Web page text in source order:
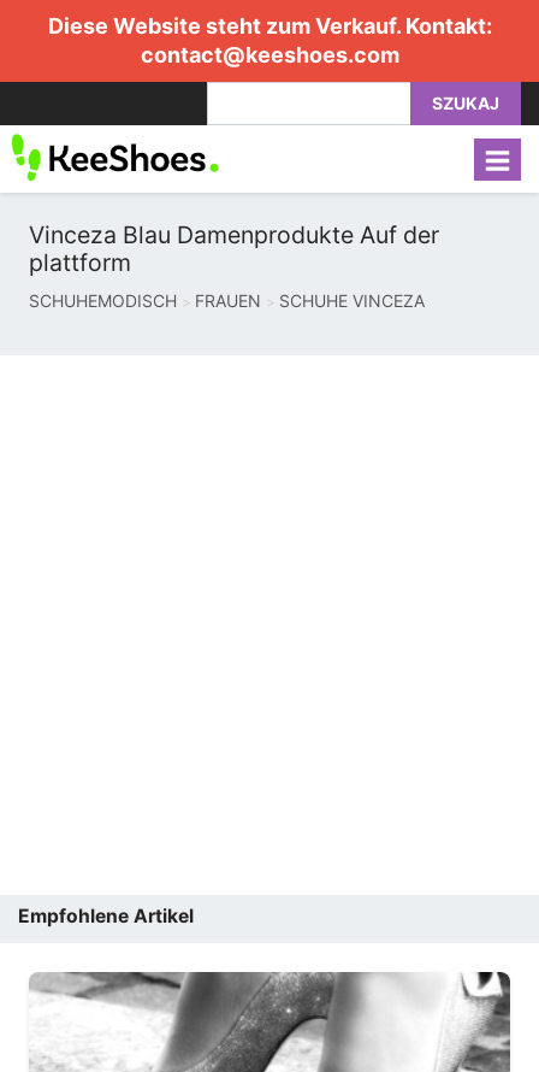
Diese Website steht zum Verkauf. Kontakt:
contact@keeshoes.com
SZUKAJ
Vinceza Blau Damenprodukte Auf der
plattform
SCHUHEMODISCH FRAUEN SCHUHE VINCEZA
Empfohlene Artikel